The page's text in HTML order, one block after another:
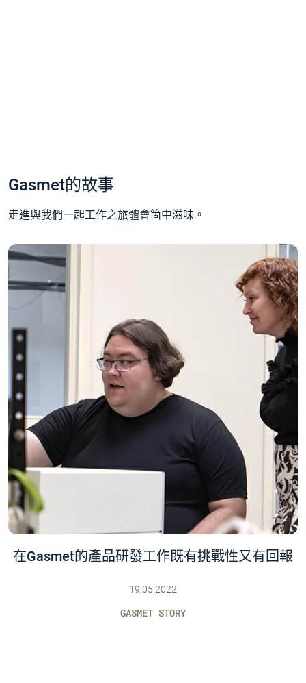
Gasmet的故事
走進與我們一起工作之旅體會箇中滋味。
在Gasmet的產品研發工作既有挑戰性又有回報
19.05.2022
GASMET STORY